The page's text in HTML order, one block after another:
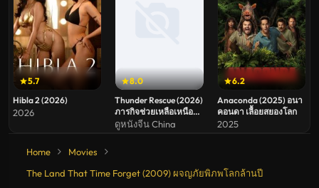
5.7
Hibla 2 (2026)
2026
8.0
Thunder Rescue (2026)
ภารกิจช่วยเหลือเหนือ
สายฟ้า
ดูหนังจีน China
6.2
Anaconda (2025) อนา
คอนดา เลื้อยสยองโลก
2025
Home
Movies
The Land That Time Forget (2009) ผจญภัยพิภพโลกล้านปี